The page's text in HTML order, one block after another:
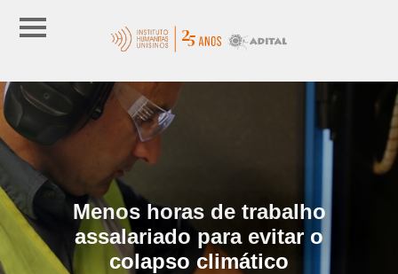
Menos horas de trabalho
assalariado para evitar o
colapso climático